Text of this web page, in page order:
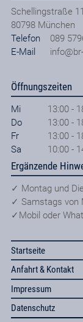
Schellingstraße
80798 München
Telefon
089
E-Mail
Öffnungszeiten
Mi
13:00 -
Do
13:00 -
Fr
13:00 -
Sa
10:00 -
Ergänzende
✓ Montag und
✓ Samstags von
✓Mobil oder
Startseite
Anfahrt & Kontakt
Impressum
Datenschutz